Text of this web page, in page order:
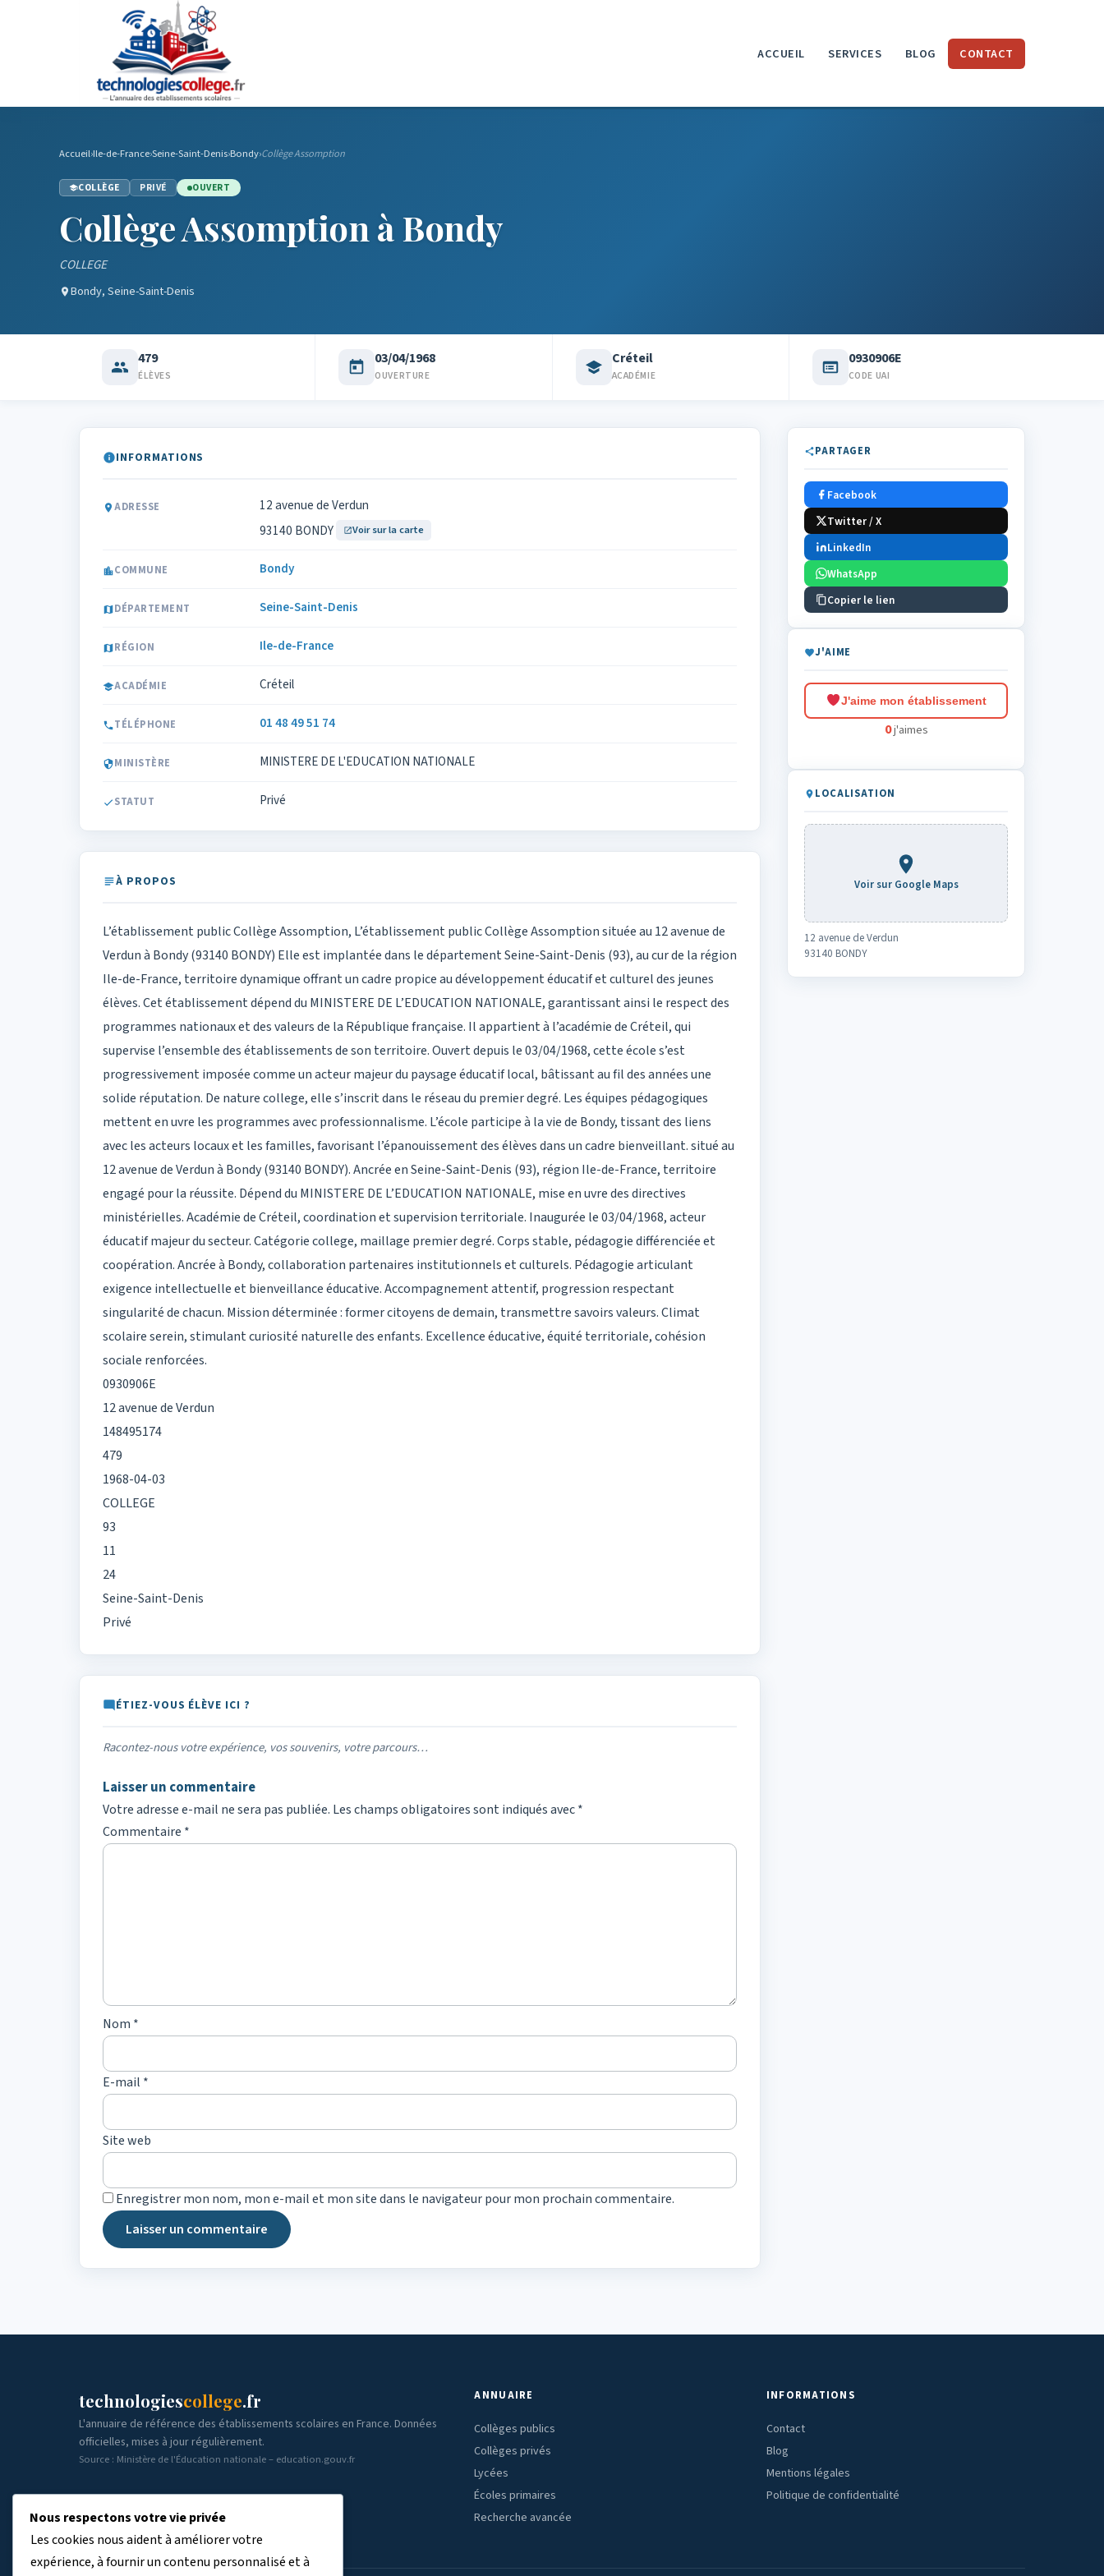
ACCUEIL SERVICES BLOG CONTACT
Accueil›Ile-de-France›Seine-Saint-Denis›Bondy›Collège Assomption
COLLÈGE PRIVÉ OUVERT
Collège Assomption à Bondy
COLLEGE
Bondy, Seine-Saint-Denis
479
ÉLÈVES
03/04/1968
OUVERTURE
Créteil
ACADÉMIE
0930906E
CODE UAI
INFORMATIONS
ADRESSE
12 avenue de Verdun
93140 BONDY
Voir sur la carte
COMMUNE Bondy
DÉPARTEMENT Seine-Saint-Denis
RÉGION Ile-de-France
ACADÉMIE Créteil
TÉLÉPHONE 01 48 49 51 74
MINISTÈRE MINISTERE DE L'EDUCATION NATIONALE
STATUT Privé
À PROPOS
L’établissement public Collège Assomption, L’établissement public Collège Assomption située au 12 avenue de
Verdun à Bondy (93140 BONDY) Elle est implantée dans le département Seine-Saint-Denis (93), au cur de la région
Ile-de-France, territoire dynamique offrant un cadre propice au développement éducatif et culturel des jeunes
élèves. Cet établissement dépend du MINISTERE DE L’EDUCATION NATIONALE, garantissant ainsi le respect des
programmes nationaux et des valeurs de la République française. Il appartient à l’académie de Créteil, qui
supervise l’ensemble des établissements de son territoire. Ouvert depuis le 03/04/1968, cette école s’est
progressivement imposée comme un acteur majeur du paysage éducatif local, bâtissant au fil des années une
solide réputation. De nature college, elle s’inscrit dans le réseau du premier degré. Les équipes pédagogiques
mettent en uvre les programmes avec professionnalisme. L’école participe à la vie de Bondy, tissant des liens
avec les acteurs locaux et les familles, favorisant l’épanouissement des élèves dans un cadre bienveillant. situé au
12 avenue de Verdun à Bondy (93140 BONDY). Ancrée en Seine-Saint-Denis (93), région Ile-de-France, territoire
engagé pour la réussite. Dépend du MINISTERE DE L’EDUCATION NATIONALE, mise en uvre des directives
ministérielles. Académie de Créteil, coordination et supervision territoriale. Inaugurée le 03/04/1968, acteur
éducatif majeur du secteur. Catégorie college, maillage premier degré. Corps stable, pédagogie différenciée et
coopération. Ancrée à Bondy, collaboration partenaires institutionnels et culturels. Pédagogie articulant
exigence intellectuelle et bienveillance éducative. Accompagnement attentif, progression respectant
singularité de chacun. Mission déterminée : former citoyens de demain, transmettre savoirs valeurs. Climat
scolaire serein, stimulant curiosité naturelle des enfants. Excellence éducative, équité territoriale, cohésion
sociale renforcées.
0930906E
12 avenue de Verdun
148495174
479
1968-04-03
COLLEGE
93
11
24
Seine-Saint-Denis
Privé
ÉTIEZ-VOUS ÉLÈVE ICI ?
Racontez-nous votre expérience, vos souvenirs, votre parcours…
Laisser un commentaire
Votre adresse e-mail ne sera pas publiée. Les champs obligatoires sont indiqués avec*
Commentaire *
Nom *
E-mail *
Site web
Enregistrer mon nom, mon e-mail et mon site dans le navigateur pour mon prochain commentaire.
PARTAGER
Facebook
Twitter / X
LinkedIn
WhatsApp
Copier le lien
J'AIME
J'aime mon établissement
0j'aimes
LOCALISATION
Voir sur Google Maps
12 avenue de Verdun
93140 BONDY
technologiescollege.fr
L'annuaire de référence des établissements scolaires en France. Données
officielles, mises à jour régulièrement.
Source : Ministère de l'Éducation nationale – education.gouv.fr
ANNUAIRE
Collèges publics
Collèges privés
Lycées
Écoles primaires
Recherche avancée
INFORMATIONS
Contact
Blog
Mentions légales
Politique de confidentialité
Nous respectons votre vie privée
Les cookies nous aident à améliorer votre
expérience, à fournir un contenu personnalisé et à